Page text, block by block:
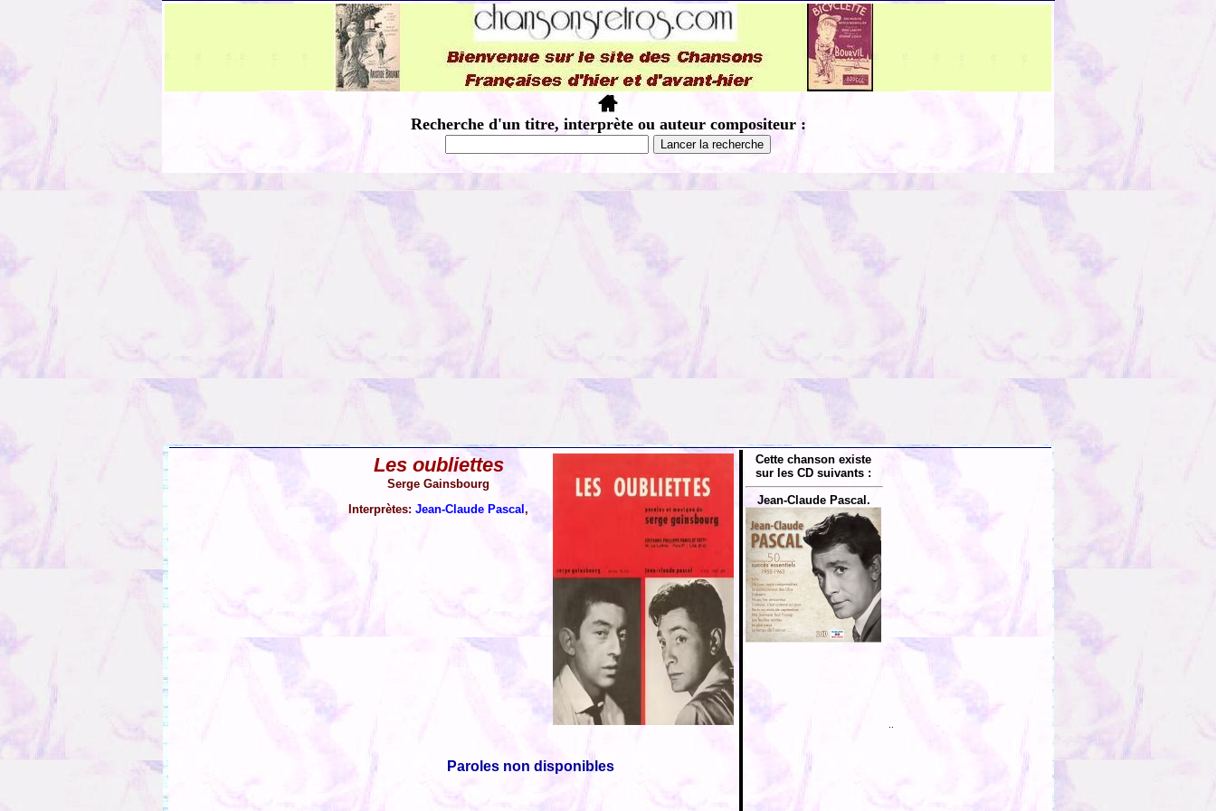
Recherche d'un titre, interprète ou auteur compositeur :
Les oubliettes
Serge Gainsbourg
Interprètes: Jean-Claude Pascal ,
Paroles non disponibles
Cette chanson existe
sur les CD suivants :
Jean-Claude Pascal.